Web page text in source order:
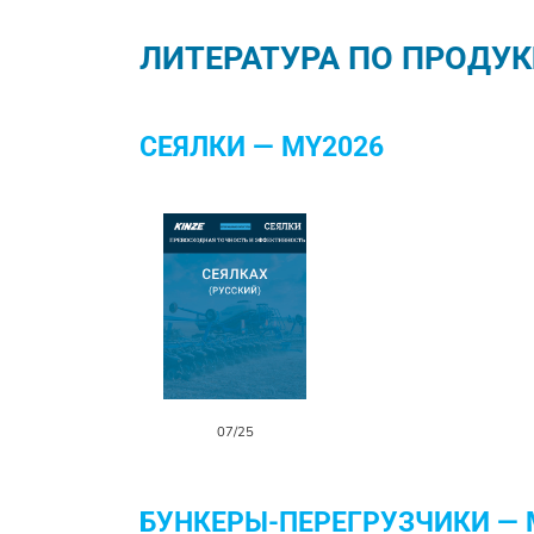
ЛИТЕРАТУРА ПО
СЕЯЛКИ — MY2026
07/25
БУНКЕРЫ-ПЕРЕГРУЗЧИКИ —